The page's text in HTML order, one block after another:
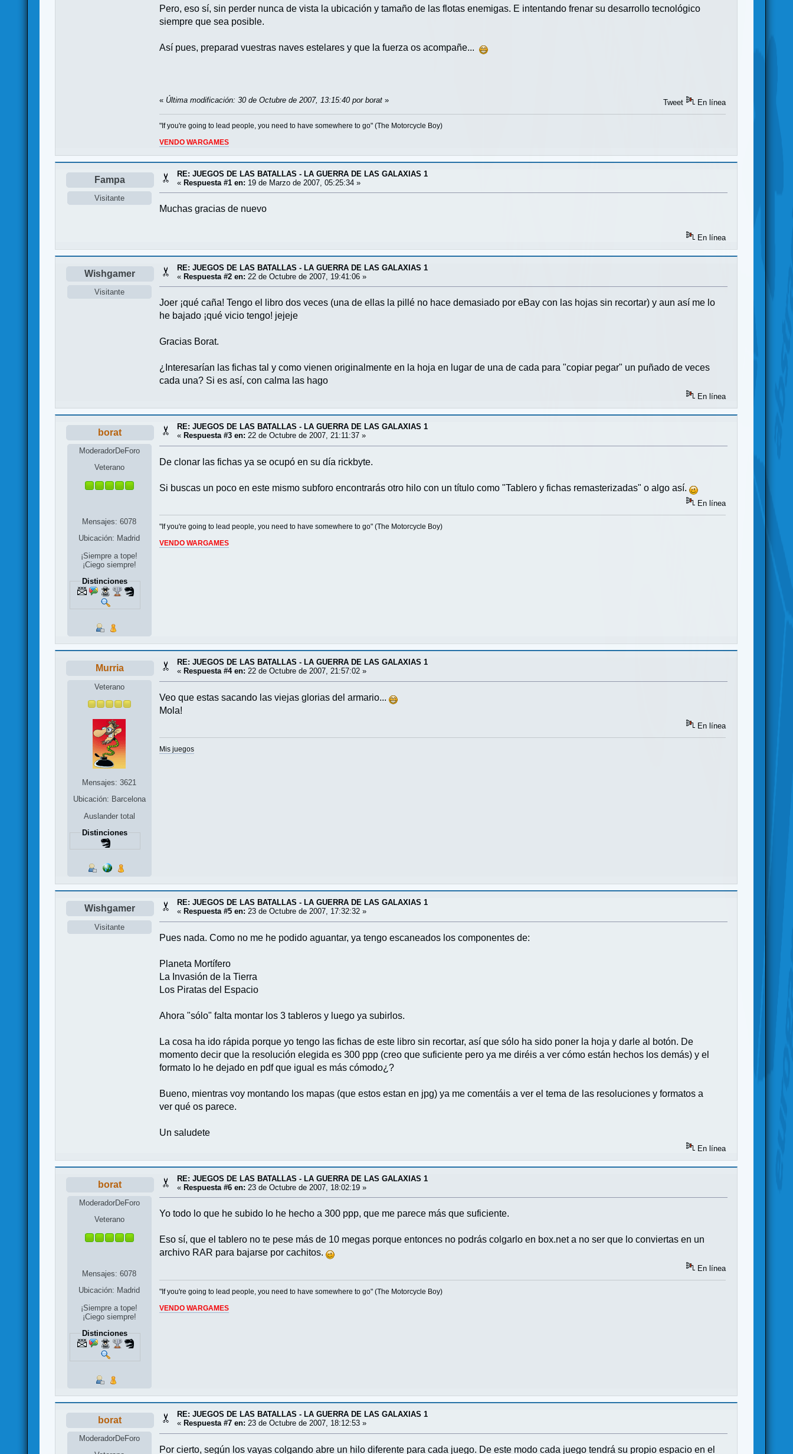
Pero, eso sí, sin perder nunca de vista la ubicación y tamaño de las flotas enemigas. E intentando frenar su desarrollo tecnológico
siempre que sea posible.
Así pues, preparad vuestras naves estelares y que la fuerza os acompañe...
« Última modificación: 30 de Octubre de 2007, 13:15:40 por borat » Tweet En línea
"If you're going to lead people, you need to have somewhere to go" (The Motorcycle Boy)
VENDO WARGAMES
Fampa
Visitante
RE: JUEGOS DE LAS BATALLAS - LA GUERRA DE LAS GALAXIAS 1
«Respuesta #1 en: 19 de Marzo de 2007, 05:25:34 »
Muchas gracias de nuevo
En línea
Wishgamer
Visitante
RE: JUEGOS DE LAS BATALLAS - LA GUERRA DE LAS GALAXIAS 1
«Respuesta #2 en: 22 de Octubre de 2007, 19:41:06 »
Joer ¡qué caña! Tengo el libro dos veces (una de ellas la pillé no hace demasiado por eBay con las hojas sin recortar) y aun así me lo
he bajado ¡qué vicio tengo! jejeje
Gracias Borat.
¿Interesarían las fichas tal y como vienen originalmente en la hoja en lugar de una de cada para "copiar pegar" un puñado de veces
cada una? Si es así, con calma las hago
En línea
borat
ModeradorDeForo
Veterano
Mensajes: 6078
Ubicación: Madrid
¡Siempre a tope!
¡Ciego siempre!
Distinciones
RE: JUEGOS DE LAS BATALLAS - LA GUERRA DE LAS GALAXIAS 1
« Respuesta #3 en: 22 de Octubre de 2007, 21:11:37 »
De clonar las fichas ya se ocupó en su día rickbyte.
Si buscas un poco en este mismo subforo encontrarás otro hilo con un título como "Tablero y fichas remasterizadas" o algo así.
En línea
"If you're going to lead people, you need to have somewhere to go" (The Motorcycle Boy)
VENDO WARGAMES
Murria
Veterano
Mensajes: 3621
Ubicación: Barcelona
Auslander total
Distinciones
RE: JUEGOS DE LAS BATALLAS - LA GUERRA DE LAS GALAXIAS 1
« Respuesta #4 en: 22 de Octubre de 2007, 21:57:02 »
Veo que estas sacando las viejas glorias del armario...
Mola!
En línea
Mis juegos
Wishgamer
Visitante
RE: JUEGOS DE LAS BATALLAS - LA GUERRA DE LAS GALAXIAS 1
« Respuesta #5 en: 23 de Octubre de 2007, 17:32:32 »
Pues nada. Como no me he podido aguantar, ya tengo escaneados los componentes de:
Planeta Mortífero
La Invasión de la Tierra
Los Piratas del Espacio
Ahora "sólo" falta montar los 3 tableros y luego ya subirlos.
La cosa ha ido rápida porque yo tengo las fichas de este libro sin recortar, así que sólo ha sido poner la hoja y darle al botón. De
momento decir que la resolución elegida es 300 ppp (creo que suficiente pero ya me diréis a ver cómo están hechos los demás) y el
formato lo he dejado en pdf que igual es más cómodo¿?
Bueno, mientras voy montando los mapas (que estos estan en jpg) ya me comentáis a ver el tema de las resoluciones y formatos a
ver qué os parece.
Un saludete
En línea
borat
ModeradorDeForo
Veterano
Mensajes: 6078
Ubicación: Madrid
¡Siempre a tope!
¡Ciego siempre!
Distinciones
RE: JUEGOS DE LAS BATALLAS - LA GUERRA DE LAS GALAXIAS 1
«Respuesta #6 en: 23 de Octubre de 2007, 18:02:19 »
Yo todo lo que he subido lo he hecho a 300 ppp, que me parece más que suficiente.
Eso sí, que el tablero no te pese más de 10 megas porque entonces no podrás colgarlo en box.net a no ser que lo conviertas en un
archivo RAR para bajarse por cachitos.
En línea
"If you're going to lead people, you need to have somewhere to go" (The Motorcycle Boy)
VENDO WARGAMES
borat
ModeradorDeForo
RE: JUEGOS DE LAS BATALLAS - LA GUERRA DE LAS GALAXIAS 1
« Respuesta #7 en: 23 de Octubre de 2007, 18:12:53 »
Por cierto, según los vayas colgando abre un hilo diferente para cada juego. De este modo cada juego tendrá su propio espacio en el